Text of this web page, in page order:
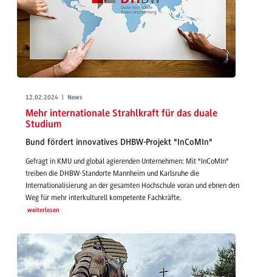
12.02.2024 | News
Mehr internationale Strahlkraft für das duale
Studium
Bund fördert innovatives DHBW-Projekt "InCoMIn"
Gefragt in KMU und global agierenden Unternehmen: Mit "InCoMIn"
treiben die DHBW-Standorte Mannheim und Karlsruhe die
Internationalisierung an der gesamten Hochschule voran und ebnen den
Weg für mehr interkulturell kompetente Fachkräfte.
weiterlesen